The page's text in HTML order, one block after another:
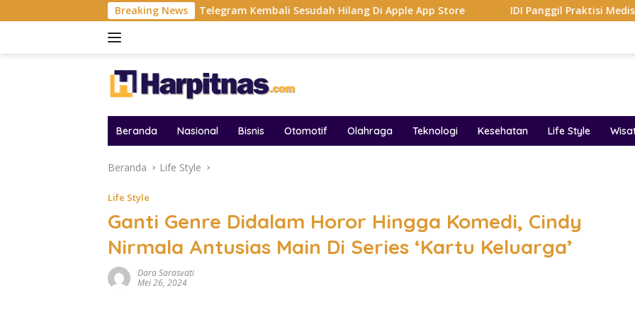
ke
Breaking News
Telegram Kembali Sesudah Hilang Di Apple App Store IDI Panggil Praktisi Medis Diduga Hina
Beranda Nasional Bisnis Otomotif Olahraga Teknologi Kesehatan Life Style
Beranda Life Style
Life Style
Ganti Genre Didalam Horor Hingga Komedi, Cindy
Nirmala Antusias Main Di Series ‘Kartu Keluarga’
Dara Sarasvati
Mei 26, 2024